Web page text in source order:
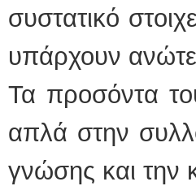
συστατικό
υπάρχουν
Τα προσόντα
απλά στην
γνώσης και την